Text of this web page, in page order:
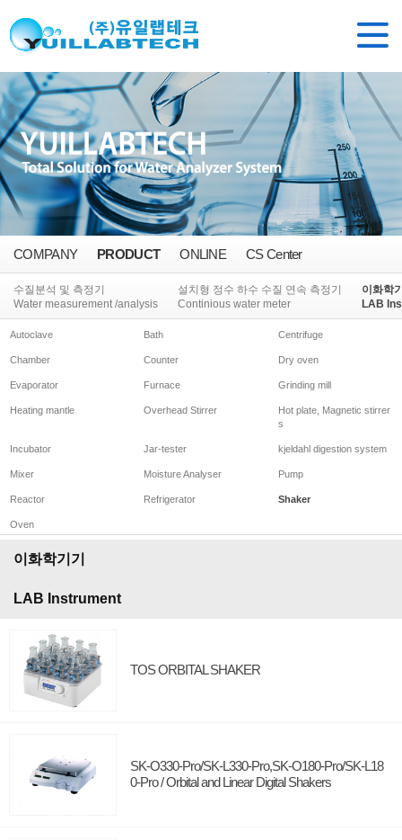
COMPANY PRODUCT ONLINE CS Center
수질분석 및 측정기
Water measurement /analysis
설치형 정수 하수 수질 연속 측정기
Continious water meter
이화학
LAB
Autoclave Bath Centrifuge
Chamber Counter Dry oven
Evaporator Furnace Grinding mill
Heating mantle Overhead Stirrer
Hot plate, Magnetic stirrer
s
Incubator Jar-tester kjeldahl digestion system
Mixer Moisture Analyser Pump
Reactor Refrigerator Shaker
Oven
이화학기기
LAB Instrument
TOS ORBITAL SHAKER
SK-O330-Pro/SK-L330-Pro,SK-O180-Pro/SK-L18
0-Pro / Orbital and Linear Digital Shakers